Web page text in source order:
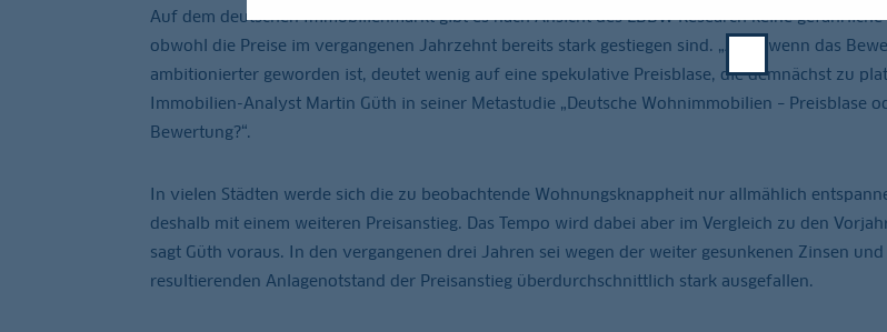
Auf dem deutschen Immobilienmarkt gibt es nach Ansicht des LBBW Research keine
obwohl die Preise im vergangenen Jahrzehnt bereits stark gestiegen sind. „Auch wenn das
ambitionierter geworden ist, deutet wenig auf eine spekulative Preisblase, die demnächst zu
Immobilien-Analyst Martin Güth in seiner Metastudie „Deutsche Wohnimmobilien – Preisblase
Bewertung?“.
In vielen Städten werde sich die zu beobachtende Wohnungsknappheit nur allmählich
deshalb mit einem weiteren Preisanstieg. Das Tempo wird dabei aber im Vergleich zu den
sagt Güth voraus. In den vergangenen drei Jahren sei wegen der weiter gesunkenen Zinsen
resultierenden Anlagenotstand der Preisanstieg überdurchschnittlich stark ausgefallen.